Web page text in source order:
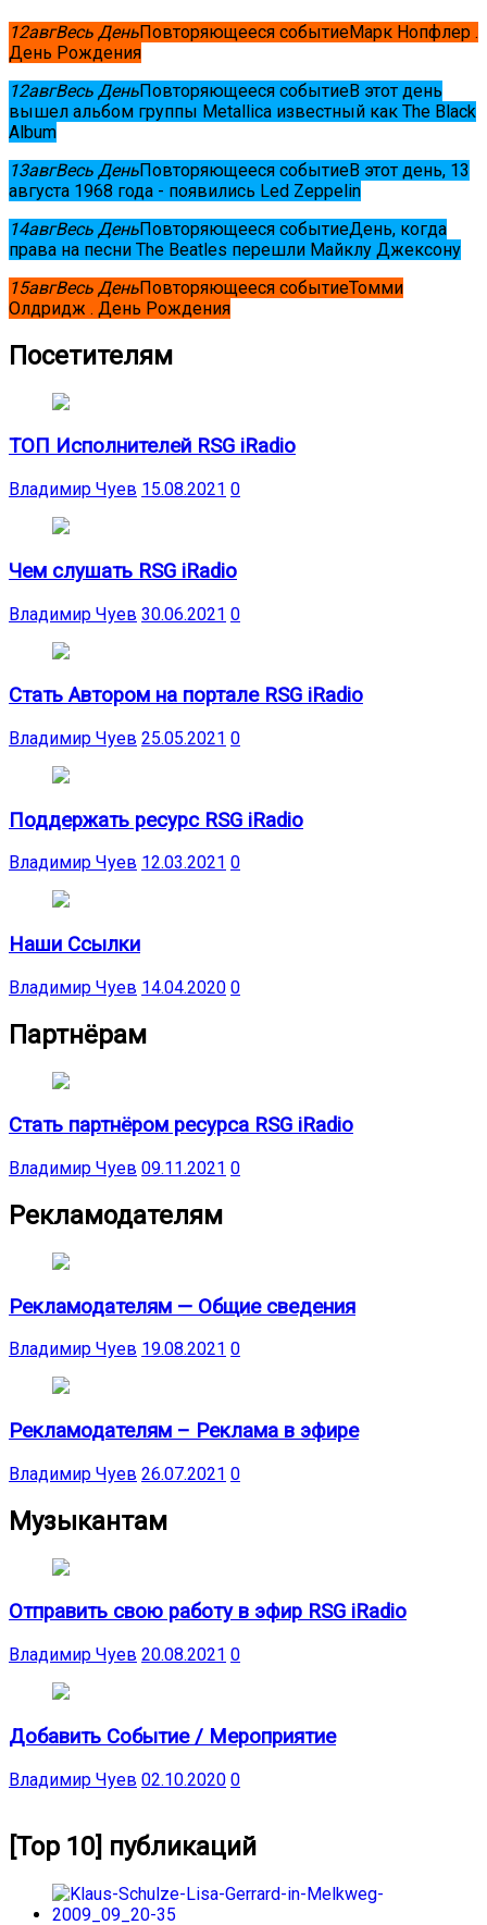
12авгВесь ДеньПовторяющееся событиеМарк Нопфлер .
День Рождения
12авгВесь ДеньПовторяющееся событиеВ этот день
вышел альбом группы Metallica известный как The Black
Album
13авгВесь ДеньПовторяющееся событиеВ этот день, 13
августа 1968 года - появились Led Zeppelin
14авгВесь ДеньПовторяющееся событиеДень, когда
права на песни The Beatles перешли Майклу Джексону
15авгВесь ДеньПовторяющееся событиеТомми
Олдридж . День Рождения
Посетителям
ТОП Исполнителей RSG iRadio
Владимир Чуев 15.08.2021 0
Чем слушать RSG iRadio
Владимир Чуев 30.06.2021 0
Стать Автором на портале RSG iRadio
Владимир Чуев 25.05.2021 0
Поддержать ресурс RSG iRadio
Владимир Чуев 12.03.2021 0
Наши Ссылки
Владимир Чуев 14.04.2020 0
Партнёрам
Стать партнёром ресурса RSG iRadio
Владимир Чуев 09.11.2021 0
Рекламодателям
Рекламодателям — Общие сведения
Владимир Чуев 19.08.2021 0
Рекламодателям – Реклама в эфире
Владимир Чуев 26.07.2021 0
Музыкантам
Отправить свою работу в эфир RSG iRadio
Владимир Чуев 20.08.2021 0
Добавить Событие / Мероприятие
Владимир Чуев 02.10.2020 0
[Top 10] публикаций